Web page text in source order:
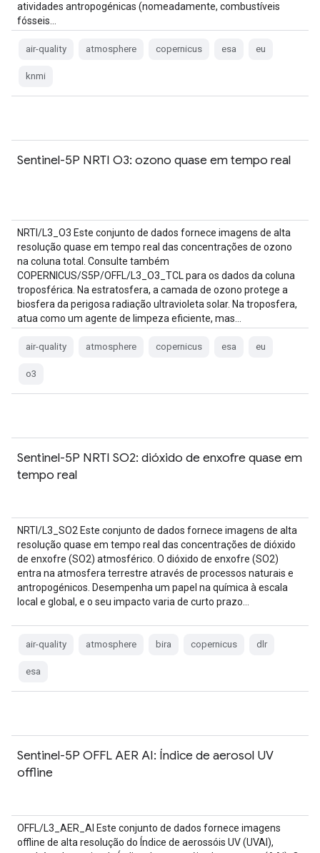
atividades antropogénicas (nomeadamente, combustíveis
fósseis…
air-quality atmosphere copernicus esa eu
knmi
Sentinel-5P NRTI O3: ozono quase em tempo real
NRTI/L3_O3 Este conjunto de dados fornece imagens de alta
resolução quase em tempo real das concentrações de ozono
na coluna total. Consulte também
COPERNICUS/S5P/OFFL/L3_O3_TCL para os dados da coluna
troposférica. Na estratosfera, a camada de ozono protege a
biosfera da perigosa radiação ultravioleta solar. Na troposfera,
atua como um agente de limpeza eficiente, mas…
air-quality atmosphere copernicus esa eu
o3
Sentinel-5P NRTI SO2: dióxido de enxofre quase em
tempo real
NRTI/L3_SO2 Este conjunto de dados fornece imagens de alta
resolução quase em tempo real das concentrações de dióxido
de enxofre (SO2) atmosférico. O dióxido de enxofre (SO2)
entra na atmosfera terrestre através de processos naturais e
antropogénicos. Desempenha um papel na química à escala
local e global, e o seu impacto varia de curto prazo…
air-quality atmosphere bira copernicus dlr
esa
Sentinel-5P OFFL AER AI: Índice de aerosol UV
offline
OFFL/L3_AER_AI Este conjunto de dados fornece imagens
offline de alta resolução do Índice de aerossóis UV (UVAI),